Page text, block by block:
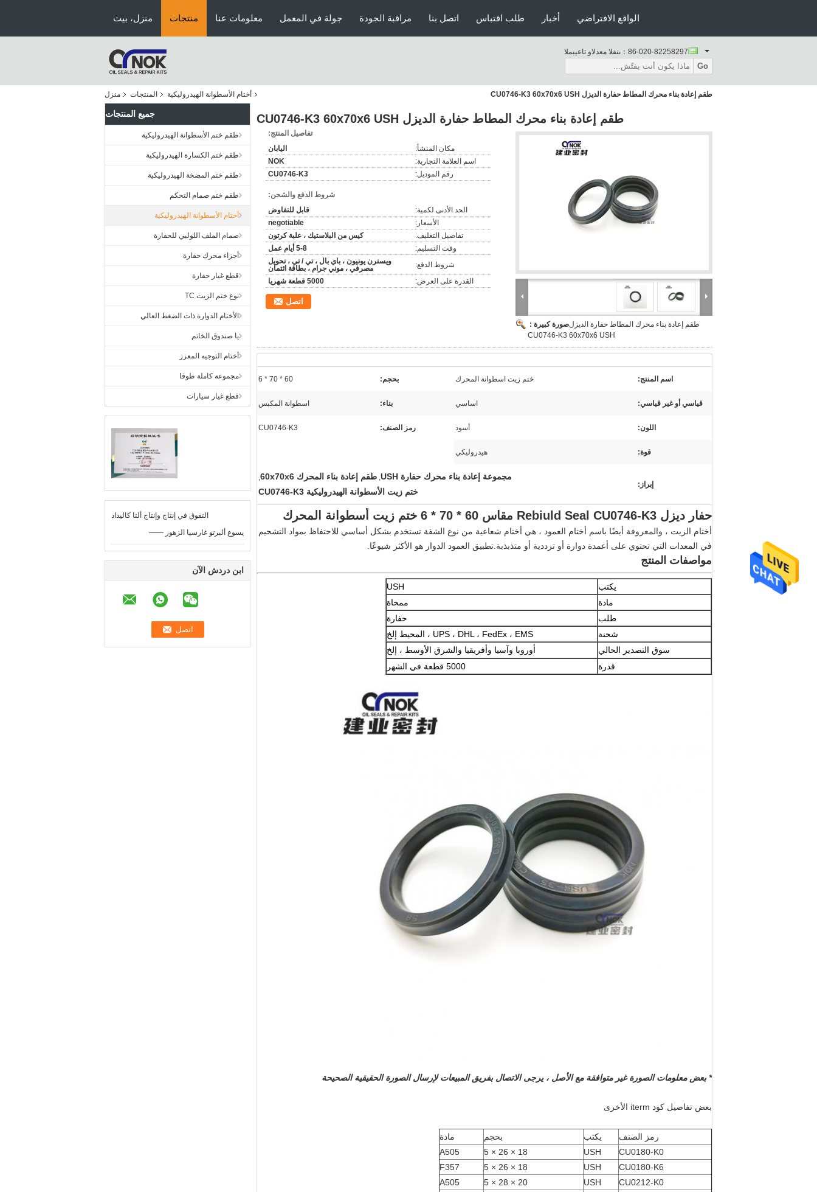
منزل، بيت منتجات معلومات عنا جولة في المعمل مراقبة الجودة اتصل بنا طلب اقتباس أخبار الواقع الافتراضي
المبيعات والدعم الفنى： 86-020-82258297
Go
منزل المنتجات أختام الأسطوانة الهيدروليكية طقم إعادة بناء محرك المطاط حفارة الديزل CU0746-K3 60x70x6 USH
جميع المنتجات
طقم ختم الأسطوانة الهيدروليكية
طقم ختم الكسارة الهيدروليكية
طقم ختم المضخة الهيدروليكية
طقم ختم صمام التحكم
أختام الأسطوانة الهيدروليكية
صمام الملف اللولبي للحفارة
أجزاء محرك حفارة
قطع غيار حفارة
نوع ختم الزيت TC
الأختام الدوارة ذات الضغط العالي
يا صندوق الخاتم
أختام التوجيه المعزز
مجموعة كاملة طوقا
قطع غيار سيارات
التفوق في إنتاج وإنتاج ألتا كاليداد
—— يسوع ألبرتو غارسيا الزهور
ابن دردش الآن
طقم إعادة بناء محرك المطاط حفارة الديزل CU0746-K3 60x70x6 USH
صورة كبيرة :طقم إعادة بناء محرك المطاط حفارة الديزل
CU0746-K3 60x70x6 USH
تفاصيل المنتج:
مكان المنشأ:
اليابان
اسم العلامة التجارية:
NOK
رقم الموديل:
CU0746-K3
شروط الدفع والشحن:
الحد الأدنى لكمية:
قابل للتفاوض
الأسعار:
negotiable
تفاصيل التغليف:
كيس من البلاستيك ، علبة كرتون
وقت التسليم:
5-8 أيام عمل
شروط الدفع:
ويسترن يونيون ، باي بال ، تي / تي ، تحويل
مصرفي ، موني جرام ، بطاقة ائتمان
القدرة على العرض:
5000 قطعة شهريا
اتصل
اسم المنتج: ختم زيت اسطوانة المحرك بحجم: 60 * 70 * 6
قياسي أو غير قياسي: اساسي بناء: اسطوانة المكبس
اللون: أسود رمز الصنف: CU0746-K3
قوة: هيدروليكي
إبراز:
مجموعة إعادة بناء محرك حفارة USH , طقم إعادة بناء المحرك 60x70x6 ,
ختم زيت الأسطوانة الهيدروليكية CU0746-K3
حفار ديزل Rebiuld Seal CU0746-K3 مقاس 60 * 70 * 6 ختم زيت أسطوانة المحرك
أختام الزيت ، والمعروفة أيضًا باسم أختام العمود ، هي أختام شعاعية من نوع الشفة تستخدم بشكل أساسي للاحتفاظ بمواد التشحيم
في المعدات التي تحتوي على أعمدة دوارة أو ترددية أو متذبذبة.تطبيق العمود الدوار هو الأكثر شيوعًا.
مواصفات المنتج
يكتب
USH
مادة
ممحاة
طلب
حفارة
شحنة
UPS ، DHL ، FedEx ، EMS ، المحيط إلخ
سوق التصدير الحالي أوروبا وآسيا وأفريقيا والشرق الأوسط ، إلخ
قدرة 5000 قطعة في الشهر
* بعض معلومات الصورة غير متوافقة مع الأصل ، يرجى الاتصال بفريق المبيعات لإرسال الصورة الحقيقية الصحيحة
بعض تفاصيل كود iterm الأخرى
رمز الصنف يكتب بحجم
مادة
CU0180-K0
USH
18 × 26 × 5
A505
CU0180-K6
USH
18 × 26 × 5
F357
CU0212-K0
USH
20 × 28 × 5
A505